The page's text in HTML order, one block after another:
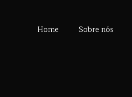
Home Sobre nós